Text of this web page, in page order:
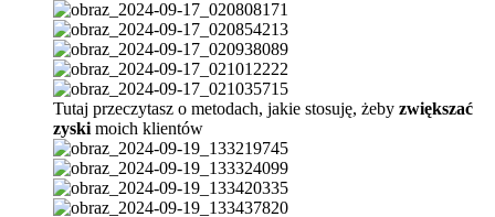
Tutaj przeczytasz o metodach, jakie stosuję, żeby zwiększać
zyski moich klientów